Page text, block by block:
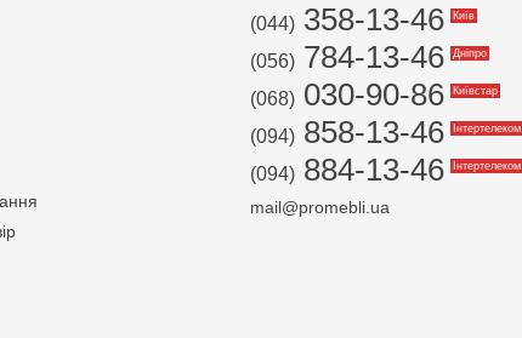
(044) 358-13-46 Київ
(056) 784-13-46 Дніпро
(068) 030-90-86 Київстар
(094) 858-13-46 Інтертелеком
(094) 884-13-46 Інтертелеком
mail@promebli.ua